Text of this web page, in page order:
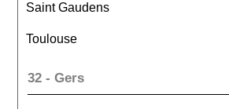
Saint Gaudens
Toulouse
32 - Gers